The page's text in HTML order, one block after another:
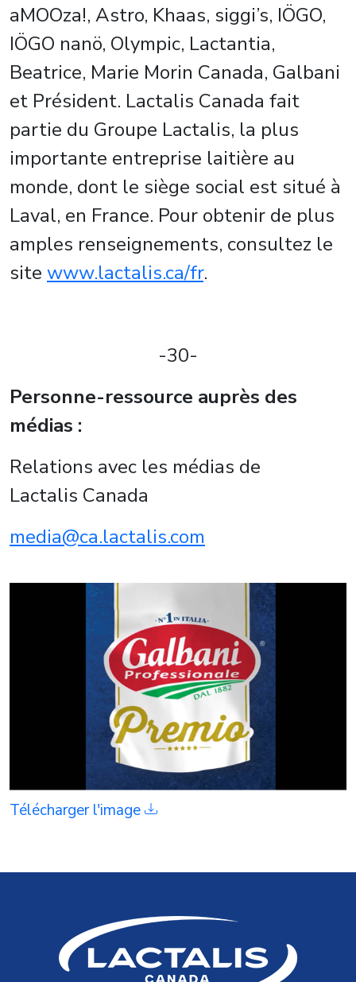
aMOOza!, Astro, Khaas, siggi’s, IÖGO,
IÖGO nanö, Olympic, Lactantia,
Beatrice, Marie Morin Canada, Galbani
et Président. Lactalis Canada fait
partie du Groupe Lactalis, la plus
importante entreprise laitière au
monde, dont le siège social est situé à
Laval, en France. Pour obtenir de plus
amples renseignements, consultez le
site www.lactalis.ca/fr.
-30-
Personne-ressource auprès des
médias :
Relations avec les médias de
Lactalis Canada
media@ca.lactalis.com
Télécharger l'image